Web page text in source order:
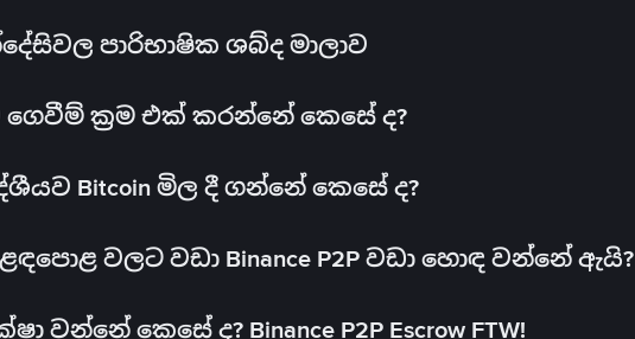
පාරිභාෂික ශබ්ද මාලාව
ගෙවීම් ක්‍රම එක් කරන්නේ කෙසේ ද?
Bitcoin මිල දී ගන්නේ කෙසේ ද?
වලට වඩා Binance P2P වඩා හොඳ වන්නේ ඇයි?
වන්නේ කෙසේ ද? Binance P2P Escrow FTW!